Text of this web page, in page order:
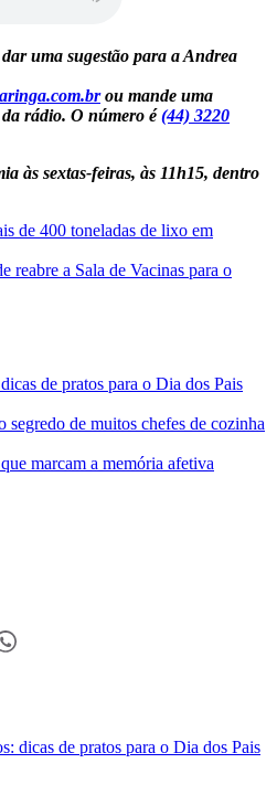
uma sugestão para a Andrea
ou mande uma
rádio. O número é(44) 3220
às sextas-feiras, às 11h15, dentro
de 400 toneladas de lixo em
reabre a Sala de Vacinas para o
de pratos para o Dia dos Pais
segredo de muitos chefes de cozinha
marcam a memória afetiva